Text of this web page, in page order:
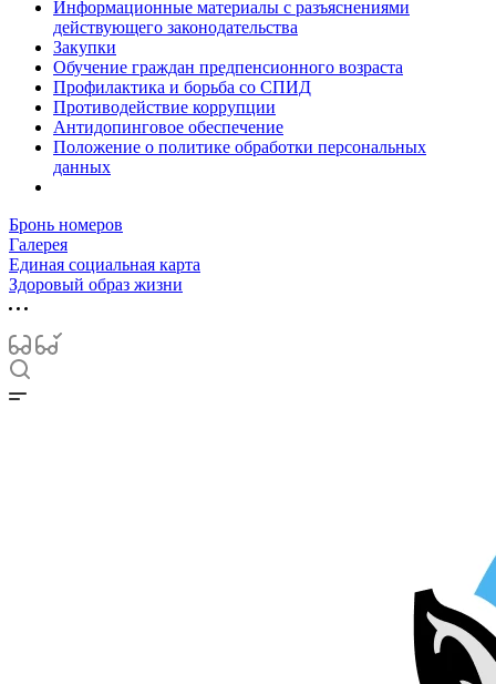
Информационные материалы с разъяснениями
действующего законодательства
Закупки
Обучение граждан предпенсионного возраста
Профилактика и борьба со СПИД
Противодействие коррупции
Антидопинговое обеспечение
Положение о политике обработки персональных
данных
Бронь номеров
Галерея
Единая социальная карта
Здоровый образ жизни